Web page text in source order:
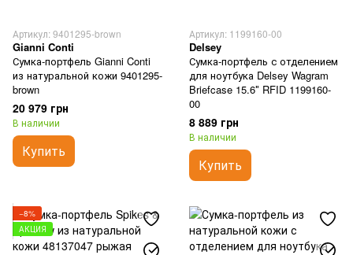
Артикул: 9401295-brown
Gianni Conti
Сумка-портфель Gianni Conti
из натуральной кожи 9401295-
brown
20 979 грн
В наличии
Купить
Артикул: 1199160-00
Delsey
Сумка-портфель с отделением
для ноутбука Delsey Wagram
Briefcase 15.6″ RFID 1199160-
00
8 889 грн
В наличии
Купить
−8%
АКЦИЯ